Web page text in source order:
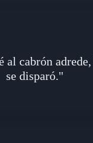
al cabrón
se disparó."